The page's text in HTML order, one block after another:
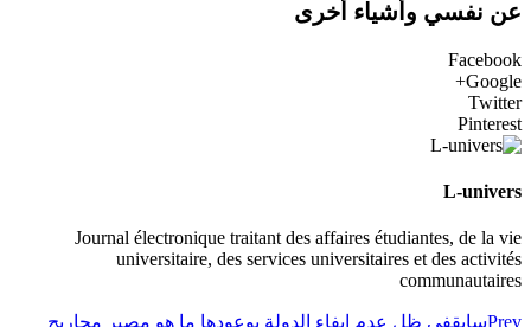
عن نفسي وأشياء أخرى
Facebook
Google+
Twitter
Pinterest
L-univers
Journal électronique traitant des affaires étudiantes, de la vie
universitaire, des services universitaires et des activités
communautaires
Prevسابقفي ظل عدم ايفاء الدولة بوعودها ما هو مصير مجاريح